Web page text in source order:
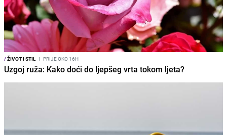
/ŽIVOT I STIL I PRIJE OKO 16H
Uzgoj ruža: Kako doći do ljepšeg vrta tokom ljeta?